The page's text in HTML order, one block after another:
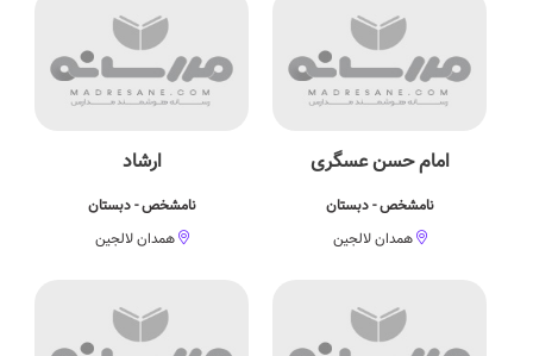
امام حسن عسگری
نامشخص - دبستان
همدان لالجین
ارشاد
نامشخص - دبستان
همدان لالجین